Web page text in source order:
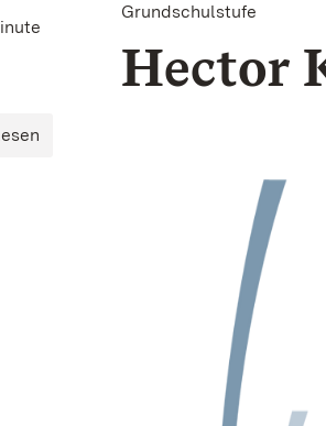
Grundschulstufe
Hector